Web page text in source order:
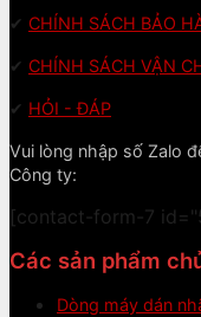
✔ CHÍNH SÁCH BẢO
✔ CHÍNH SÁCH VẬN
✔ HỎI - ĐÁP
Vui lòng nhập số Zalo
Công ty:
[contact-form-7
Các sản phẩm
Dòng máy dán